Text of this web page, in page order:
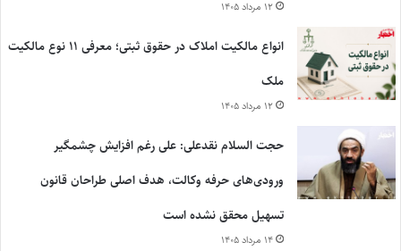
۱۲ مرداد ۱۴۰۵
انواع مالکیت املاک در حقوق ثبتی؛ معرفی ۱۱ نوع مالکیت
ملک
۱۲ مرداد ۱۴۰۵
حجت السلام نقدعلی: علی رغم افزایش چشمگیر
ورودی‌های حرفه وکالت، هدف اصلی طراحان قانون
تسهیل محقق نشده است
۱۴ مرداد ۱۴۰۵